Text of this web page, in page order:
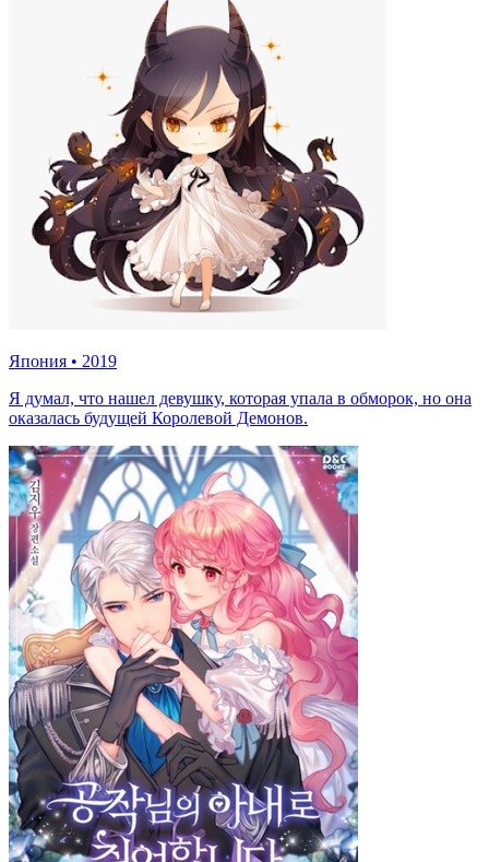
Япония • 2019
Я думал, что нашел девушку, которая упала в обморок, но она
оказалась будущей Королевой Демонов.